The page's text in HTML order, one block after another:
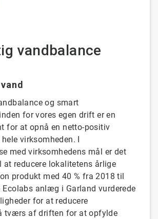
vandbalance
og smart
for vores egen drift er en
for at opnå en netto-positiv
virksomheden. I
med virksomhedens mål er det
at reducere lokalitetens årlige
produkt med 40 % fra 2018 til
Ecolabs anlæg i Garland vurderede
for at reducere
tværs af driften for at opfylde